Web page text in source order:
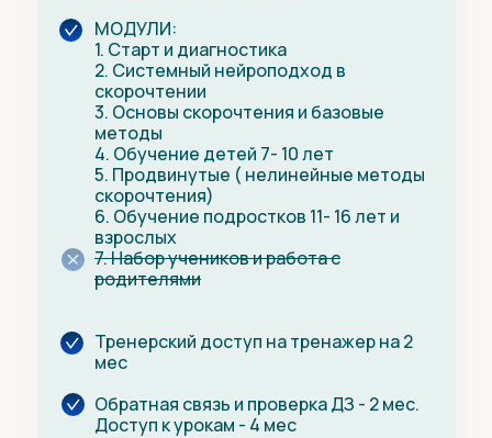
МОДУЛИ:
1. Старт и диагностика
2. Системный нейроподход в
скорочтении
3. Основы скорочтения и базовые
методы
4. Обучение детей 7- 10 лет
5. Продвинутые ( нелинейные методы
скорочтения)
6. Обучение подростков 11- 16 лет и
взрослых
7. Набор учеников и работа с
родителями
Тренерский доступ на тренажер на 2
мес
Обратная связь и проверка ДЗ - 2 мес.
Доступ к урокам - 4 мес